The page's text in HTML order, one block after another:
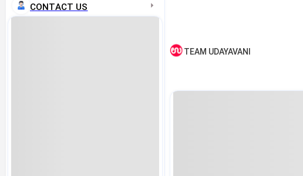
CONTACT US
TEAM UDAYAVANI